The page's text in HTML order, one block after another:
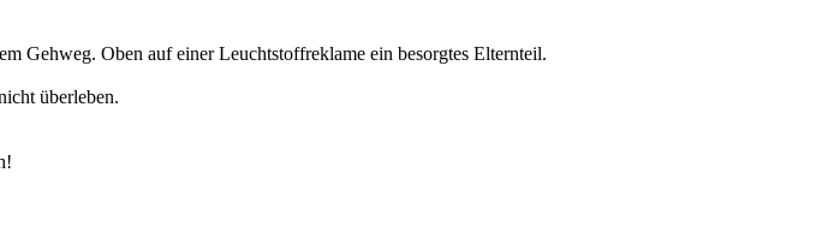
Gehweg. Oben auf einer Leuchtstoffreklame ein besorgtes Elternteil.
überleben.